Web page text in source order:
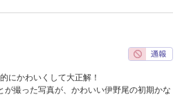
にかわいくして大正解！
が撮った写真が、かわいい伊野尾の初期かな